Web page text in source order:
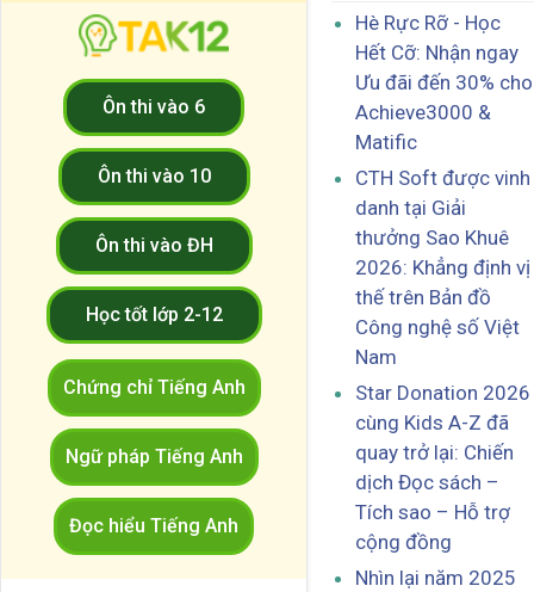
Ôn thi vào 6
Ôn thi vào 10
Ôn thi vào ĐH
Học tốt lớp 2-12
Chứng chỉ Tiếng Anh
Ngữ pháp Tiếng Anh
Đọc hiểu Tiếng Anh
Hè Rực Rỡ - Học
Hết Cỡ: Nhận ngay
Ưu đãi đến 30% cho
Achieve3000 &
Matific
CTH Soft được vinh
danh tại Giải
thưởng Sao Khuê
2026: Khẳng định vị
thế trên Bản đồ
Công nghệ số Việt
Nam
Star Donation 2026
cùng Kids A-Z đã
quay trở lại: Chiến
dịch Đọc sách –
Tích sao – Hỗ trợ
cộng đồng
Nhìn lại năm 2025